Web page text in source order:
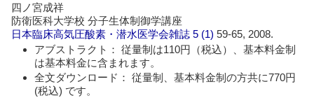
四ノ宮成祥
防衛医科大学校 分子生体制御学講座
日本臨床高気圧酸素・潜水医学会雑誌 5 (1)59-65, 2008.
アブストラクト： 従量制は110円（税込）、基本料金制
は基本料金に含まれます。
全文ダウンロード： 従量制、基本料金制の方共に770円
(税込) です。